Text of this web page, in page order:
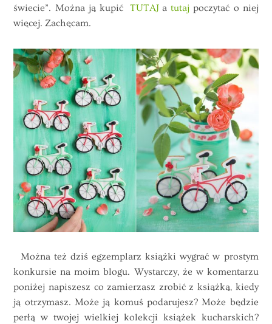
świecie”. Można ją kupić
TUTAJ atutaj poczytać o niej
więcej. Zachęcam.
Można też dziś egzemplarz książki wygrać w prostym
konkursie na moim blogu. Wystarczy, że w komentarzu
poniżej napiszesz co zamierzasz zrobić z książką, kiedy
ją otrzymasz. Może ją komuś podarujesz? Może będzie
perłą w twojej wielkiej kolekcji książek kucharskich?